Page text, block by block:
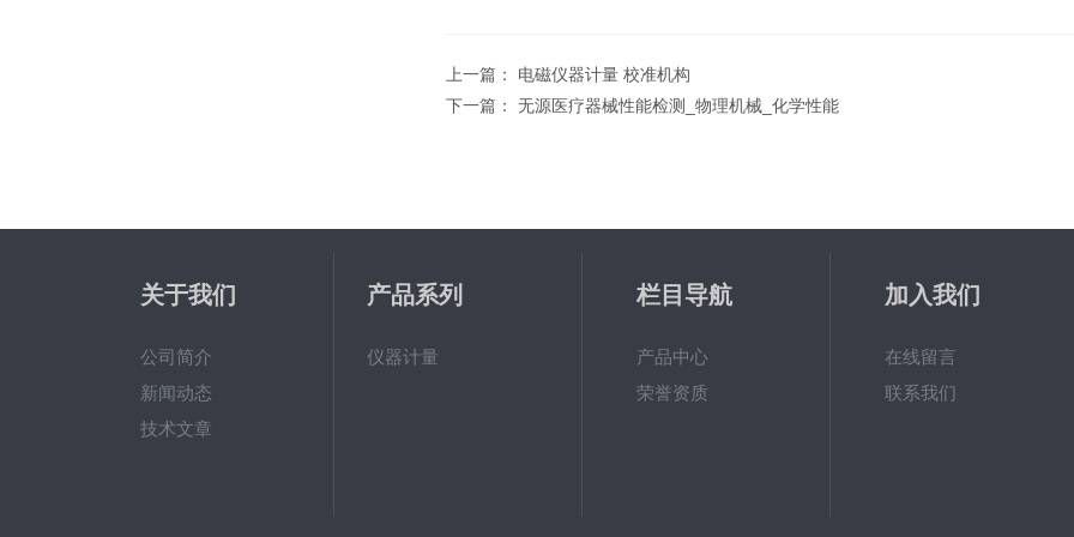
上一篇： 电磁仪器计量 校准机构
下一篇： 无源医疗器械性能检测_物理机械_化学性能
关于我们
公司简介
新闻动态
技术文章
产品系列
仪器计量
栏目导航
产品中心
荣誉资质
加入我们
在线留言
联系我们